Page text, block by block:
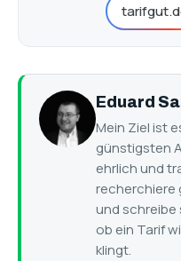
Eduard
Mein Ziel ist
günstigsten
ehrlich und
recherchiere
und schreibe
ob ein Tarif
klingt.